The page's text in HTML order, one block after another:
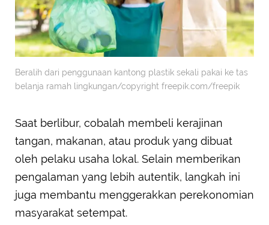
Beralih dari penggunaan kantong plastik sekali pakai ke tas
belanja ramah lingkungan/copyright freepik.com/freepik
Saat berlibur, cobalah membeli kerajinan
tangan, makanan, atau produk yang dibuat
oleh pelaku usaha lokal. Selain memberikan
pengalaman yang lebih autentik, langkah ini
juga membantu menggerakkan perekonomian
masyarakat setempat.